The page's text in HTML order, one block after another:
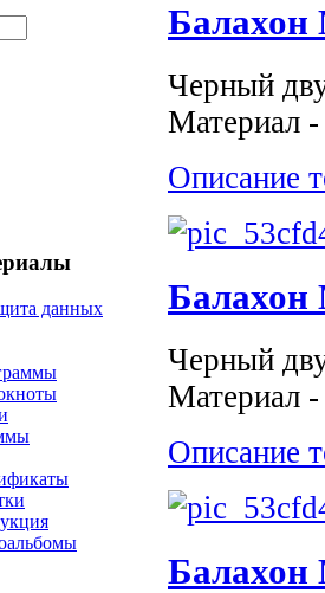
данных
Балахон
Черный
Материал
Описание
Балахон
Черный
Материал
Описание
Балахон